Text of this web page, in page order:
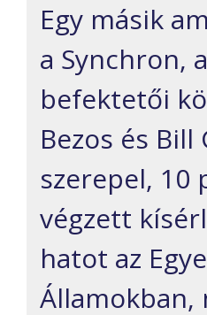
Egy másik
a Synchron,
befektetői
Bezos és Bill
szerepel, 10
végzett
hatot az
Államokban,